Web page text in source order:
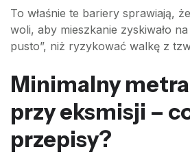
To właśnie te bariery sprawiają,
woli, aby mieszkanie zyskiwało
pusto”, niż ryzykować walkę z
Minimalny
przy eksmisji –
przepisy?